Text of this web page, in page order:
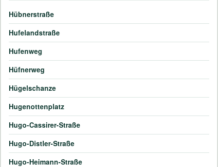
Hübnerstraße
Hufelandstraße
Hufenweg
Hüfnerweg
Hügelschanze
Hugenottenplatz
Hugo-Cassirer-Straße
Hugo-Distler-Straße
Hugo-Heimann-Straße